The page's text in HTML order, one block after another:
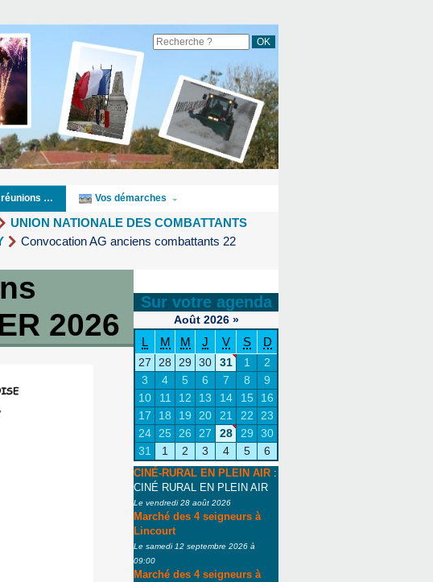
réunions … Vos démarches
UNION NATIONALE DES COMBATTANTS
Convocation AG anciens combattants 22
2026
Sur votre agenda
Août 2026 »
L M M J V S D
27 28 29 30 31 1
2
3
4 5 6 7 8
9
10
11 12 13 14 15
16
17
18 19 20 21 22
23
24
25 26 27 28 29
30
31
1 2 3 4 5 6
CINÉ-RURAL EN PLEIN AIR :
CINÉ RURAL EN PLEIN AIR
Le vendredi 28 août 2026
Marché des 4 seigneurs à
Lincourt
Le samedi 12 septembre 2026 à
09:00
Marché des 4 seigneurs à